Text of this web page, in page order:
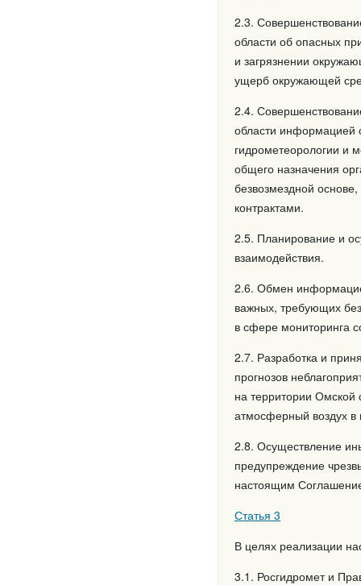
2.3.
области об опасных
и загрязнении
ущерб окружающей
2.4.
области информацией
гидрометеорологии и
общего назначения
безвозмездной
контрактами.
2.5. Планирование и
взаимодействия.
2.6. Обмен
важных, требующих
в сфере мониторинга
2.7. Разработка и
прогнозов
на территории Омской
атмосферный воздух
2.8. Осуществление
предупреждение
настоящим
Статья 3
В целях реализации
3.1. Росгидромет и